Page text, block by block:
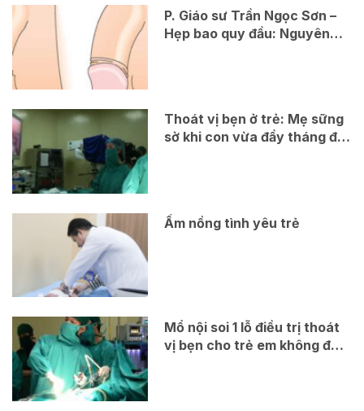
P. Giáo sư Trần Ngọc Sơn –
Hẹp bao quy đầu: Nguyên
Thoát vị bẹn ở trẻ: Mẹ sững
sờ khi con vừa đầy tháng đã
Ấm nồng tình yêu trẻ
Mổ nội soi 1 lỗ điều trị thoát
vị bẹn cho trẻ em không để